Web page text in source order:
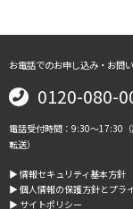
お電話でのお申し込み・お問
0120-080-
電話受付時間：9:30～17:30
転送）
▶︎ 情報セキュリティ基本方針
▶︎ 個人情報の保護方針とプラ
▶︎ サイトポリシー